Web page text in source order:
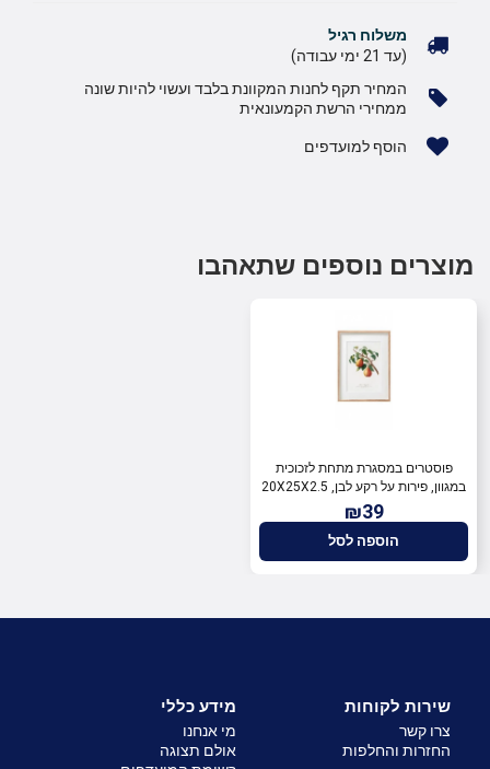
משלוח רגיל
(עד 21 ימי עבודה)
המחיר תקף לחנות המקוונת בלבד ועשוי להיות שונה
ממחירי הרשת הקמעונאית
הוסף למועדפים
מוצרים נוספים שתאהבו
פוסטרים במסגרת מתחת לזכוכית
במגוון, פירות על רקע לבן, 20X25X2.5
ס"מ, SiL
₪39
הוספה לסל
שירות לקוחות
צרו קשר
החזרות והחלפות
מידע כללי
מי אנחנו
אולם תצוגה